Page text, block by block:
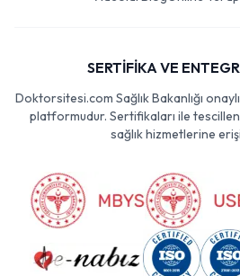
SERTİFİKA VE
Doktorsitesi.com Sağlık Bakanlığı
platformudur. Sertifikaları ile
sağlık hizmetlerine